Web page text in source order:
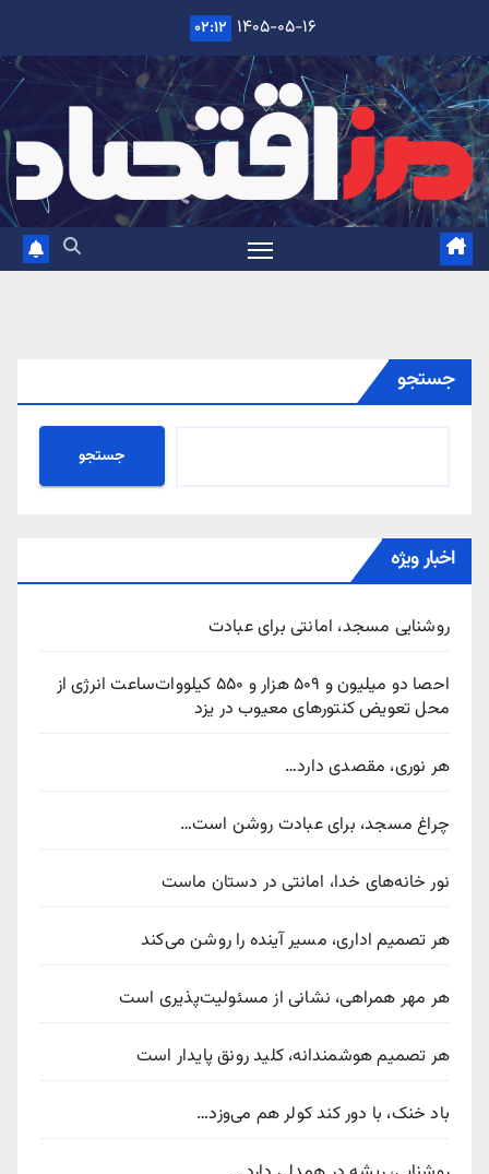
content
۱۴۰۵-۰۵-۱۶ ۰۲:۱۲
جستجو
جستجو
اخبار ویژه
روشنایی مسجد، امانتی برای عبادت
احصا دو میلیون و ۵۰۹ هزار و ۵۵۰ کیلووات‌ساعت انرژی از
محل تعویض کنتورهای معیوب در یزد
هر نوری، مقصدی دارد…
چراغ مسجد، برای عبادت روشن است…
نور خانه‌های خدا، امانتی در دستان ماست
هر تصمیم اداری، مسیر آینده را روشن می‌کند
هر مهر همراهی، نشانی از مسئولیت‌پذیری است
هر تصمیم هوشمندانه، کلید رونق پایدار است
باد خنک، با دور کند کولر هم می‌وزد…